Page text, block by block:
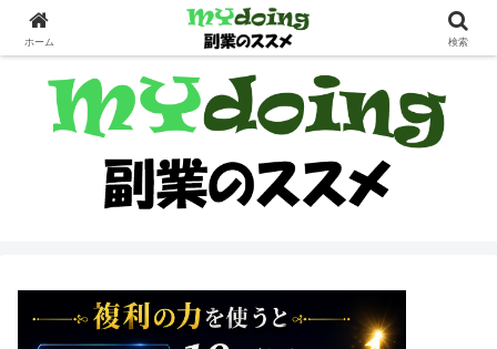
副業界隈
ホーム 検索